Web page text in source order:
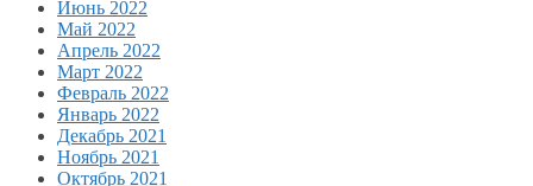
Июнь 2022
Май 2022
Апрель 2022
Март 2022
Февраль 2022
Январь 2022
Декабрь 2021
Ноябрь 2021
Октябрь 2021